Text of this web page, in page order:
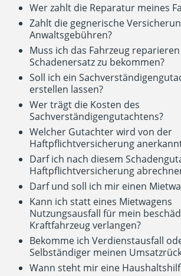
Wer zahlt die Reparatur meines
Zahlt die gegnerische
Anwaltsgebühren?
Muss ich das Fahrzeug
Schadenersatz zu bekommen?
Soll ich ein
erstellen lassen?
Wer trägt die Kosten des
Sachverständigengutachtens?
Welcher Gutachter wird von der
Haftpflichtversicherung
Darf ich nach diesem
Haftpflichtversicherung
Darf und soll ich mir einen
Kann ich statt eines Mietwagens
Nutzungsausfall für mein
Kraftfahrzeug verlangen?
Bekomme ich Verdienstausfall
Selbständiger meinen
Wann steht mir eine